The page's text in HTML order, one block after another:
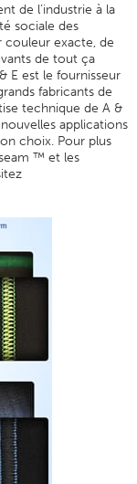
de l’industrie à la
sociale des
couleur exacte, de
de tout ça
E est le fournisseur
fabricants de
technique de A &
applications
choix. Pour plus
™ et les